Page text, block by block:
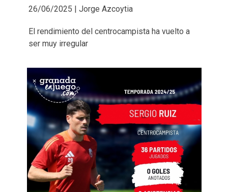
26/06/2025 | Jorge Azcoytia
El rendimiento del centrocampista ha vuelto a
ser muy irregular